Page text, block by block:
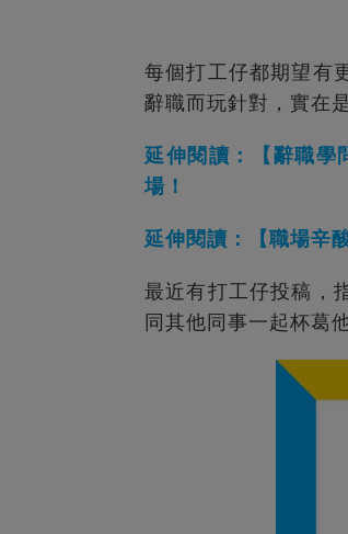
每個打工仔都期望有
辭職而玩針對，實在
延伸閱讀：【辭職學
場！
延伸閱讀：【職場辛
最近有打工仔投稿，
同其他同事一起杯葛